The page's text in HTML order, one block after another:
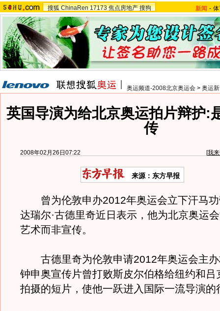
搜狐 ChinaRen 17173 焦点房地产 搜狗 新闻 -
奥运频道-2008北京奥运会 > 奥运
英国导演为给北京奥运拍片辩护:
传
2008年02月26日07:22 [我
来源：东方早报
曾为伦敦申办2012年奥运会立下汗马功
达瑞尔·古德里奇近日表示，他为北京奥运
艺术而非宣传。
古德里奇为伦敦申请2012年奥运会主办
钟申奥宣传片曾打败斯皮尔伯格给纽约和吕
拍摄的短片，使他一跃进入国际一流导演的